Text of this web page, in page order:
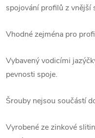
spojování profilů z
Vhodné zejména pro
Vybavený vodicími
pevnosti spoje.
Šrouby nejsou součástí
Vyrobené ze zinkové